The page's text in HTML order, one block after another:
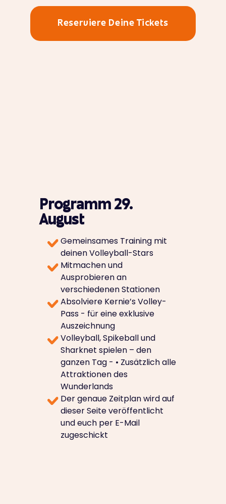
Reserviere Deine Tickets
Programm 29.
August
Gemeinsames Training mit
deinen Volleyball-Stars
Mitmachen und
Ausprobieren an
verschiedenen Stationen
Absolviere Kernie’s Volley-
Pass - für eine exklusive
Auszeichnung
Volleyball, Spikeball und
Sharknet spielen – den
ganzen Tag - • Zusätzlich alle
Attraktionen des
Wunderlands
Der genaue Zeitplan wird auf
dieser Seite veröffentlicht
und euch per E-Mail
zugeschickt